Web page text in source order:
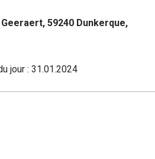
59240 Dunkerque,
jour : 31.01.2024